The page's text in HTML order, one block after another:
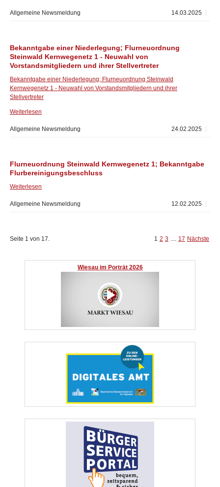
14.03.2025
Allgemeine Newsmeldung
Bekanntgabe einer Niederlegung; Flurneuordnung
Steinwald Kernwegenetz 1 - Neuwahl von
Vorstandsmitgliedern und ihrer Stellvertreter
Bekanntgabe einer Niederlegung; Flurneuordnung Steinwald
Kernwegenetz 1 - Neuwahl von Vorstandsmitgliedern und ihrer
Stellvertreter
Weiterlesen
24.02.2025
Allgemeine Newsmeldung
Flurneuordnung Steinwald Kernwegenetz 1; Bekanntgabe
Flurbereinigungsbeschluss
Weiterlesen
12.02.2025
Allgemeine Newsmeldung
Seite 1 von 17. 1 2 3 .... 17 Nächste
Wiesau im Porträt 2026